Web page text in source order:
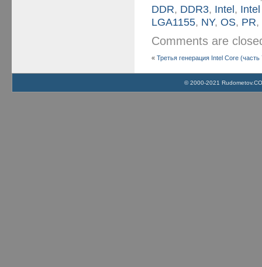
DDR, DDR3, Intel,
LGA1155, NY,OS, PR,
Comments are
«Третья генерация Intel Core (часть
© 2000-2021